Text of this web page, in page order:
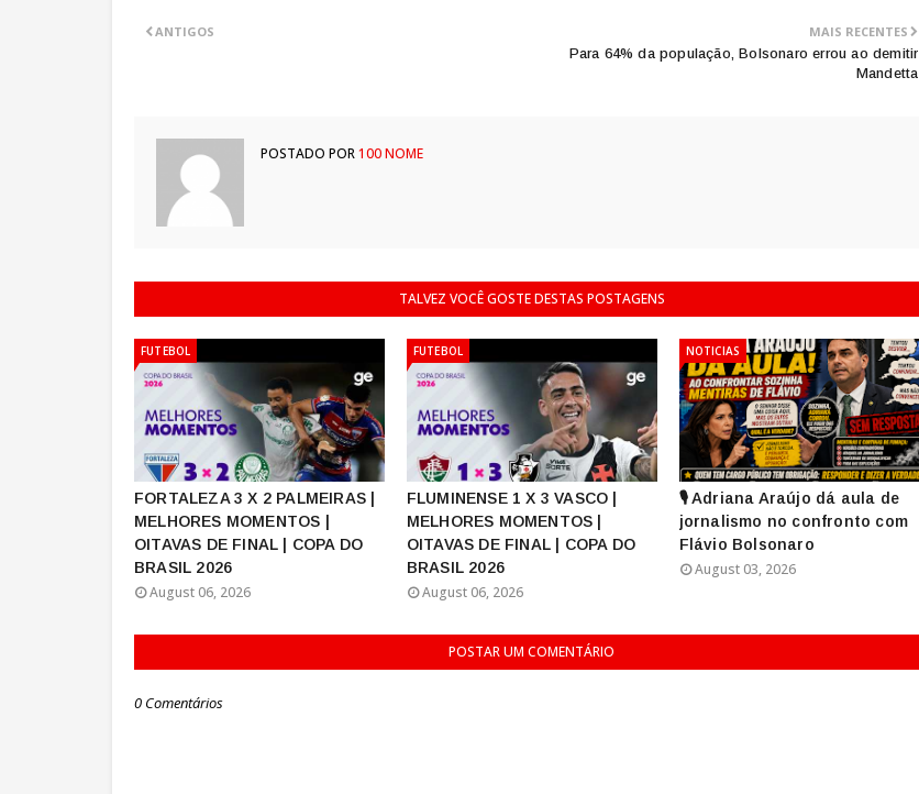
MAIS RECENTES
Para 64% da população, Bolsonaro errou ao demitir
Mandetta
ANTIGOS
POSTADO POR100 NOME
TALVEZ VOCÊ GOSTE DESTAS POSTAGENS
FUTEBOL
FORTALEZA 3 X 2 PALMEIRAS |
MELHORES MOMENTOS |
OITAVAS DE FINAL | COPA DO
BRASIL 2026
August 06, 2026
FUTEBOL
FLUMINENSE 1 X 3 VASCO |
MELHORES MOMENTOS |
OITAVAS DE FINAL | COPA DO
BRASIL 2026
August 06, 2026
NOTICIAS
🎙️ Adriana Araújo dá aula de
jornalismo no confronto com
Flávio Bolsonaro
August 03, 2026
POSTAR UM COMENTÁRIO
0 Comentários